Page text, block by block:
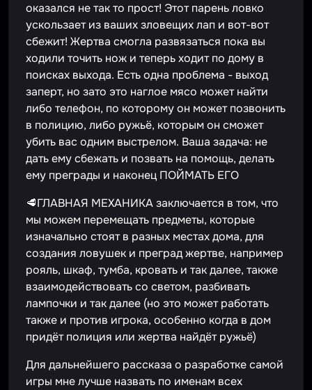
оказался не так то прост! Этот парень ловко
ускользает из ваших зловещих лап и вот-вот
сбежит! Жертва смогла развязаться пока вы
ходили точить нож и теперь ходит по дому в
поисках выхода. Есть одна проблема - выход
заперт, но зато это наглое мясо может найти
либо телефон, по которому он может позвонить
в полицию, либо ружьё, которым он сможет
убить вас одним выстрелом. Ваша задача: не
дать ему сбежать и позвать на помощь, делать
ему преграды и наконец ПОЙМАТЬ ЕГО
🥩ГЛАВНАЯ МЕХАНИКА заключается в том, что
мы можем перемещать предметы, которые
изначально стоят в разных местах дома, для
создания ловушек и преград жертве, например
рояль, шкаф, тумба, кровать и так далее, также
взаимодействовать со светом, разбивать
лампочки и так далее (но это может работать
также и против игрока, особенно когда в дом
придёт полиция или жертва найдёт ружьё)
Для дальнейшего рассказа о разработке самой
игры мне лучше назвать по именам всех